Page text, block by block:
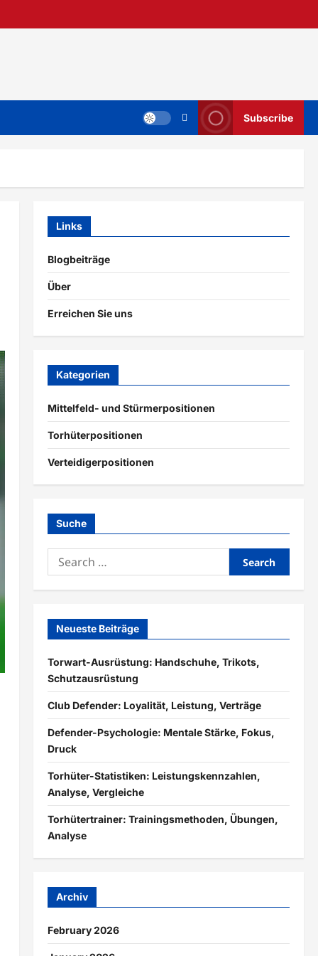
Subscribe
Links
Blogbeiträge
Über
Erreichen Sie uns
Kategorien
Mittelfeld- und Stürmerpositionen
Torhüterpositionen
Verteidigerpositionen
Suche
Search
for:
Neueste Beiträge
Torwart-Ausrüstung: Handschuhe, Trikots,
Schutzausrüstung
Club Defender: Loyalität, Leistung, Verträge
Defender-Psychologie: Mentale Stärke, Fokus,
Druck
Torhüter-Statistiken: Leistungskennzahlen,
Analyse, Vergleiche
Torhütertrainer: Trainingsmethoden, Übungen,
Analyse
Archiv
February 2026